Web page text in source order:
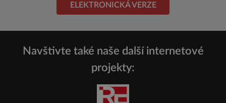
ELEKTRONICKÁ VERZE
Navštivte také naše další internetové
projekty: